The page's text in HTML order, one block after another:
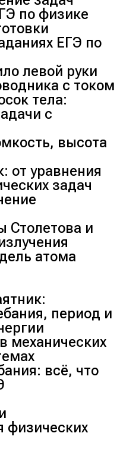
по физике
ЕГЭ по
левой руки
с током
тела:
с
высота
от уравнения
задач
Столетова и
атома
период и
механических
всё, что
физических